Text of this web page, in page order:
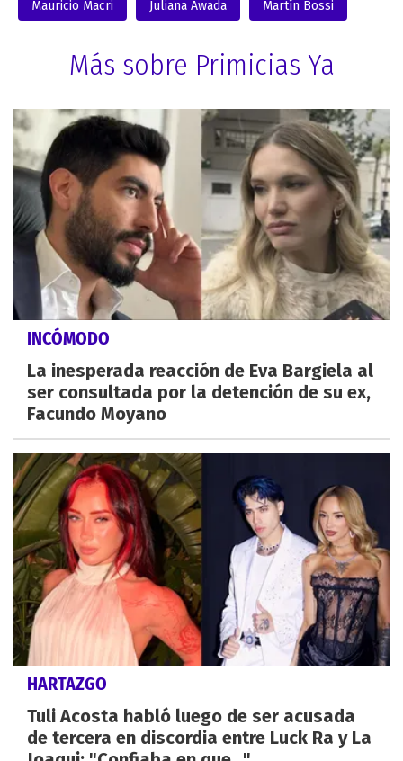
Mauricio Macri Juliana Awada Martín Bossi
Más sobre Primicias Ya
INCÓMODO
La inesperada reacción de Eva Bargiela al
ser consultada por la detención de su ex,
Facundo Moyano
HARTAZGO
Tuli Acosta habló luego de ser acusada
de tercera en discordia entre Luck Ra y La